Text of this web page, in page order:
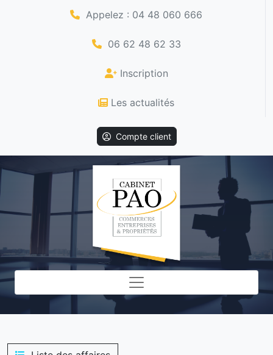
Appelez : 04 48 060 666
06 62 48 62 33
Inscription
Les actualités
Compte client
Toggle navigation